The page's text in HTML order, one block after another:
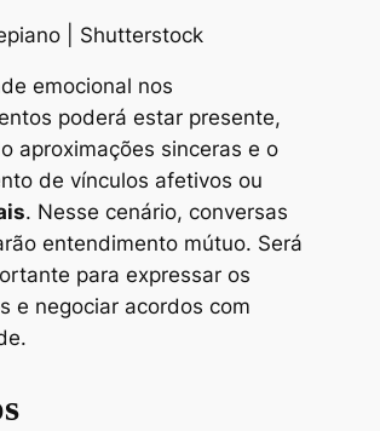
| Shutterstock
emocional nos
poderá estar presente,
aproximações sinceras e o
de vínculos afetivos ou
. Nesse cenário, conversas
entendimento mútuo. Será
para expressar os
e negociar acordos com